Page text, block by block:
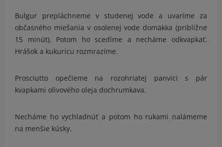
Bulgur prepláchneme v studenej vode a uvaríme za
občasného miešania v osolenej vode domäkka (približne
15 minút). Potom ho scedíme a necháme odkvapkať.
Hrášok a kukuricu rozmrazíme.
Prosciutto opečieme na rozohriatej panvici s pár
kvapkami olivového oleja dochrumkava.
Necháme ho vychladnúť a potom ho rukami nalámeme
na menšie kúsky.